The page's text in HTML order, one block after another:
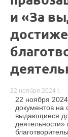
и «За
22 ноября 2024 г.
22 ноября
документов на
выдающиеся